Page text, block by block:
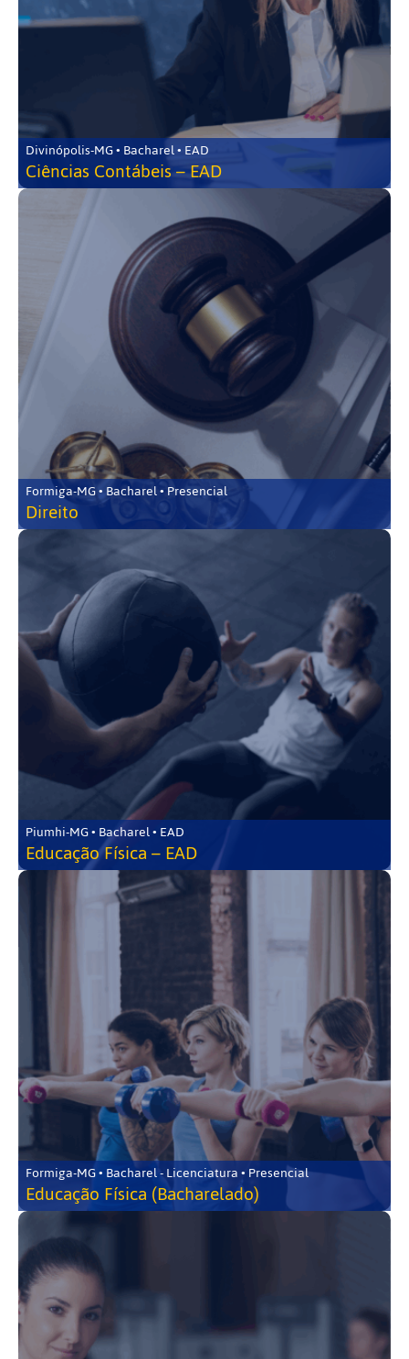
Divinópolis-MG • Bacharel • EAD
Ciências Contábeis – EAD
Formiga-MG • Bacharel • Presencial
Direito
Piumhi-MG • Bacharel • EAD
Educação Física – EAD
Formiga-MG • Bacharel - Licenciatura • Presencial
Educação Física (Bacharelado)